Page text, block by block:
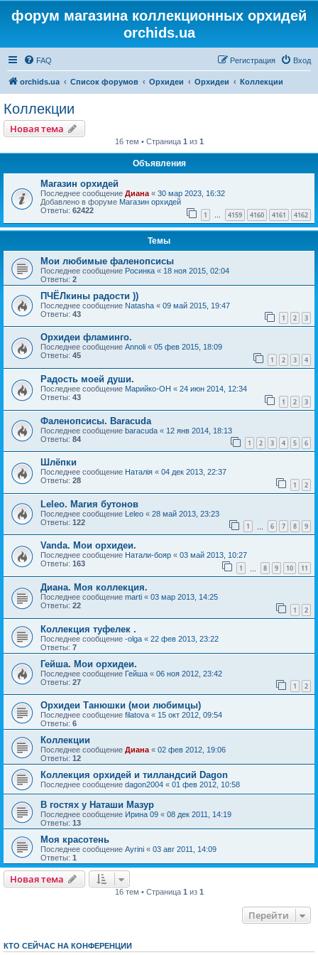
форум магазина коллекционных орхидей
orchids.ua
FAQ Вход
Регистрация
orchids.ua Список форумов Орхидеи Орхидеи Коллекции
Коллекции
Новая тема
16 тем • Страница 1 из 1
Объявления
Магазин орхидей
Последнее сообщение Диана « 30 мар 2023, 16:32
Добавлено в форуме Магазин орхидей
Ответы: 62422 1 … 4159 4160 4161 4162
Темы
Мои любимые фаленопсисы
Последнее сообщение Росинка « 18 ноя 2015, 02:04
Ответы: 2
ПЧЁЛкины радости ))
Последнее сообщение Natasha « 09 май 2015, 19:47
Ответы: 43 1 2 3
Орхидеи фламинго.
Последнее сообщение Annoli « 05 фев 2015, 18:09
Ответы: 45 1 2 3 4
Радость моей души.
Последнее сообщение Марийко-ОН « 24 июн 2014, 12:34
Ответы: 43 1 2 3
Фаленопсисы. Baracuda
Последнее сообщение baracuda « 12 янв 2014, 18:13
Ответы: 84 1 2 3 4 5 6
Шлёпки
Последнее сообщение Наталія « 04 дек 2013, 22:37
Ответы: 28 1 2
Leleo. Магия бутонов
Последнее сообщение Leleo « 28 май 2013, 23:23
Ответы: 122 1 6 7 8 9
Vanda. Мои орхидеи.
Последнее сообщение Натали-бояр « 03 май 2013, 10:27
Ответы: 163 1 8 9 10 11
Диана. Моя коллекция.
Последнее сообщение marti « 03 мар 2013, 14:25
Ответы: 22 1 2
Коллекция туфелек .
Последнее сообщение -olga « 22 фев 2013, 23:22
Ответы: 7
Гейша. Мои орхидеи.
Последнее сообщение Гейша « 06 ноя 2012, 23:42
Ответы: 27 1 2
Орхидеи Танюшки (мои любимцы)
Последнее сообщение filatova « 15 окт 2012, 09:54
Ответы: 6
Коллекции
Последнее сообщение Диана« 02 фев 2012, 19:06
Ответы: 12
Коллекция орхидей и тилландсий Dagon
Последнее сообщение dagon2004 « 01 фев 2012, 10:58
В гостях у Наташи Мазур
Последнее сообщение Ирина 09 « 08 дек 2011, 14:19
Ответы: 13
Моя красотень
Последнее сообщение Ayrini « 03 авг 2011, 14:09
Ответы: 1
Новая тема
16 тем • Страница 1из 1
Перейти
КТО СЕЙЧАС НА КОНФЕРЕНЦИИ